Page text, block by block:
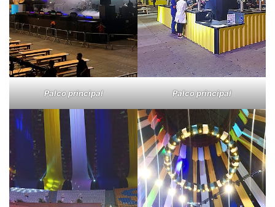
Palco principal Palco principal